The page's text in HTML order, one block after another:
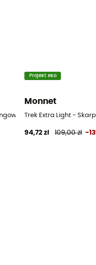
Projekt eko
Monnet
Trek Extra Light -
94,72 zł 109,00 zł -